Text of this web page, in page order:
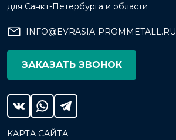
для Санкт-Петербурга и области
INFO@EVRASIA-PROMMETALL.RU
ЗАКАЗАТЬ ЗВОНОК
КАРТА САЙТА